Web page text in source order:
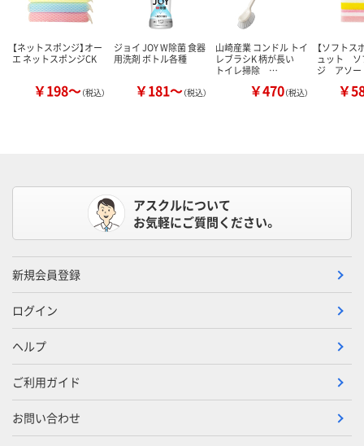
【ネットスポンジ】オー
エ ネットスポンジCK
￥198～（税込）
ジョイ JOY W除菌 食器
用洗剤 ボトル各種
￥181～（税込）
山崎産業 コンドル トイ
レブラシK 柄が長い
トイレ掃除 …
￥470（税込）
【ソフトス
ュット ソ
ジ アソー
￥
アスクルについて
お気軽にご質問ください。
新規会員登録
ログイン
ヘルプ
ご利用ガイド
お問い合わせ